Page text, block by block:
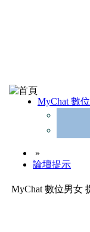
MyChat 數
»
論壇提示
MyChat 數位男女